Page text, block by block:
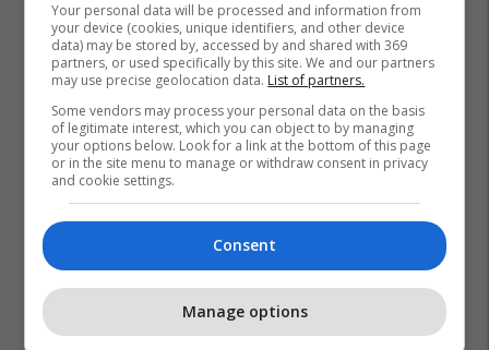
Your personal data will be processed and information from
your device (cookies, unique identifiers, and other device
data) may be stored by, accessed by and shared with 369
partners, or used specifically by this site. We and our partners
may use precise geolocation data. List of partners.
Some vendors may process your personal data on the basis
of legitimate interest, which you can object to by managing
your options below. Look for a link at the bottom of this page
or in the site menu to manage or withdraw consent in privacy
and cookie settings.
Consent
Manage options